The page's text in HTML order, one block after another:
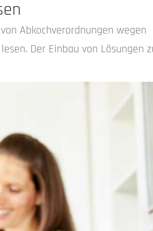
Abkochverordnungen wegen
Der Einbau von Lösungen